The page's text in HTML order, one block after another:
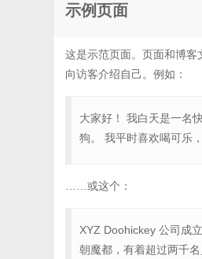
示例页面
这是示范页面。页面和博客
向访客介绍自己。例如：
大家好！ 我白天是一名
狗。 我平时喜欢喝可乐
……或这个：
XYZ Doohickey 公司成
朝魔都，有着超过两千